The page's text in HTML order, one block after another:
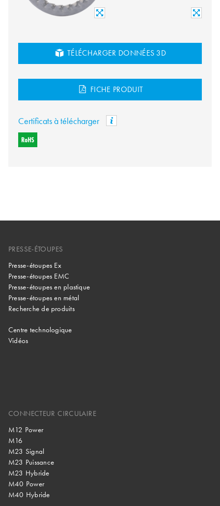
TÉLÉCHARGER DONNÉES 3D
FICHE PRODUIT
Certificats à télécharger
PRESSE-ÉTOUPES
Presse-étoupes Ex
Presse-étoupes EMC
Presse-étoupes en plastique
Presse-étoupes en métal
Recherche de produits
Centre technologique
Vidéos
CONNECTEUR CIRCULAIRE
M12 Power
M16
M23 Signal
M23 Puissance
M23 Hybride
M40 Power
M40 Hybride